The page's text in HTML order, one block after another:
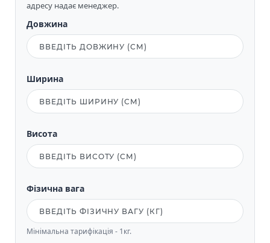
адресу надає менеджер.
Довжина
Ширина
Висота
Фізична вага
Мінімальна тарифікація - 1кг.